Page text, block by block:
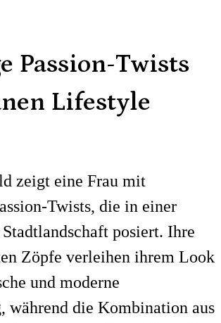
Passion-Twists
Lifestyle
zeigt eine Frau mit
Twists, die in einer
posiert. Ihre
Zöpfe verleihen ihrem Look
und moderne
während die Kombination aus